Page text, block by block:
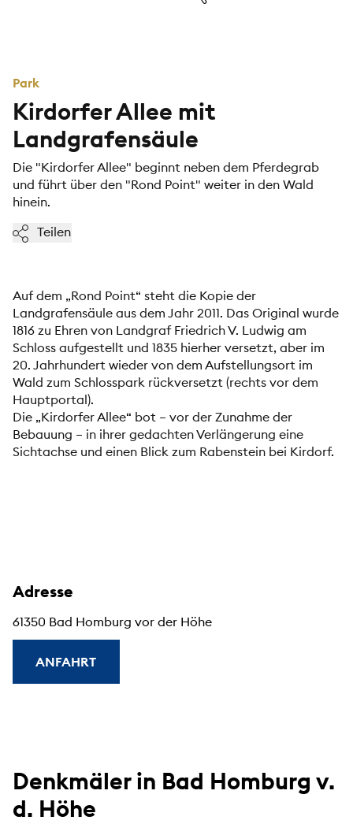
Park
Kirdorfer Allee mit
Landgrafensäule
Die "Kirdorfer Allee" beginnt neben dem Pferdegrab
und führt über den "Rond Point" weiter in den Wald
hinein.
Teilen
Auf dem „Rond Point“ steht die Kopie der
Landgrafensäule aus dem Jahr 2011. Das Original wurde
1816 zu Ehren von Landgraf Friedrich V. Ludwig am
Schloss aufgestellt und 1835 hierher versetzt, aber im
20. Jahrhundert wieder von dem Aufstellungsort im
Wald zum Schlosspark rückversetzt (rechts vor dem
Hauptportal).
Die „Kirdorfer Allee“ bot – vor der Zunahme der
Bebauung – in ihrer gedachten Verlängerung eine
Sichtachse und einen Blick zum Rabenstein bei Kirdorf.
Adresse
61350 Bad Homburg vor der Höhe
ANFAHRT
Denkmäler in Bad Homburg v.
d. Höhe